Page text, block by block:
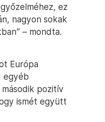
ez
nagyon sokak
– mondta.
Európa
egyéb
pozitív
ismét együtt